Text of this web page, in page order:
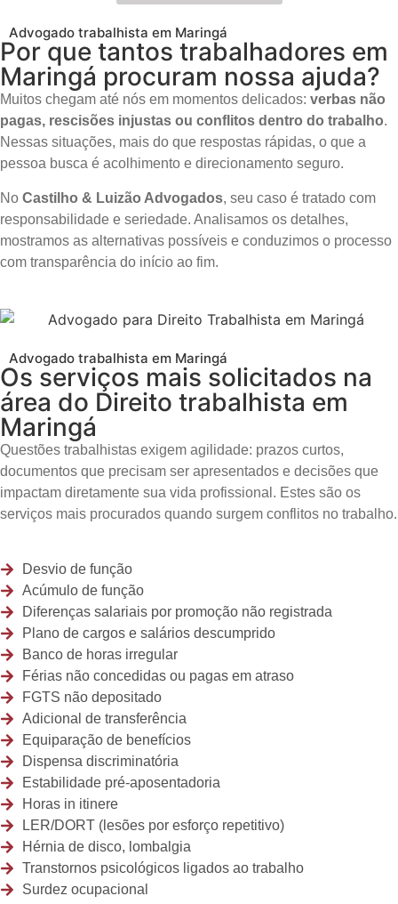
Advogado trabalhista em Maringá
Por que tantos trabalhadores em
Maringá procuram nossa ajuda?
Muitos chegam até nós em momentos delicados: verbas não
pagas, rescisões injustas ou conflitos dentro do trabalho.
Nessas situações, mais do que respostas rápidas, o que a
pessoa busca é acolhimento e direcionamento seguro.
No Castilho & Luizão Advogados, seu caso é tratado com
responsabilidade e seriedade. Analisamos os detalhes,
mostramos as alternativas possíveis e conduzimos o processo
com transparência do início ao fim.
Advogado trabalhista em Maringá
Os serviços mais solicitados na
área do Direito trabalhista em
Maringá
Questões trabalhistas exigem agilidade: prazos curtos,
documentos que precisam ser apresentados e decisões que
impactam diretamente sua vida profissional. Estes são os
serviços mais procurados quando surgem conflitos no trabalho.
Desvio de função
Acúmulo de função
Diferenças salariais por promoção não registrada
Plano de cargos e salários descumprido
Banco de horas irregular
Férias não concedidas ou pagas em atraso
FGTS não depositado
Adicional de transferência
Equiparação de benefícios
Dispensa discriminatória
Estabilidade pré-aposentadoria
Horas in itinere
LER/DORT (lesões por esforço repetitivo)
Hérnia de disco, lombalgia
Transtornos psicológicos ligados ao trabalho
Surdez ocupacional